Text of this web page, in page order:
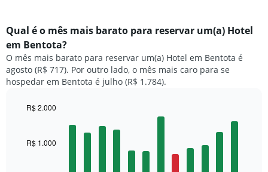
Qual é o mês mais barato para reservar um(a) Hotel
em Bentota?
O mês mais barato para reservar um(a) Hotel em Bentota é
agosto (R$ 717). Por outro lado, o mês mais caro para se
hospedar em Bentota é julho (R$ 1.784).
with
12
R$ 1.000
R$ 2.000